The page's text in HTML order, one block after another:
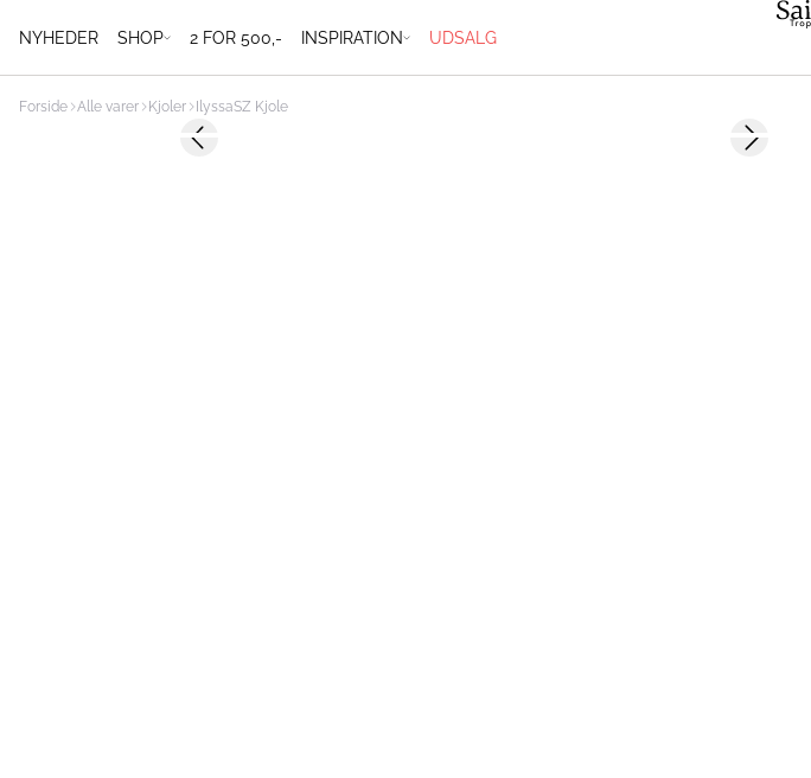
NYHEDER SHOP 2 FOR 500,- INSPIRATION UDSALG
Forside Alle varer Kjoler IlyssaSZ Kjole
-50%Previous slide Next